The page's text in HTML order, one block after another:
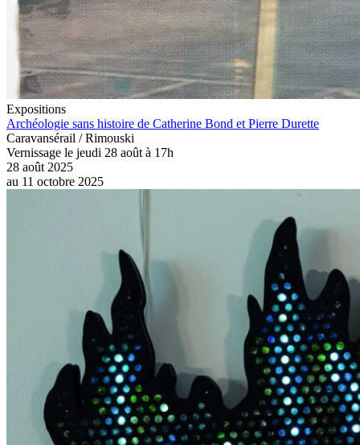
Expositions
Archéologie sans histoire de Catherine Bond et Pierre Durette
Caravansérail / Rimouski
Vernissage le jeudi 28 août à 17h
28 août 2025
au 11 octobre 2025